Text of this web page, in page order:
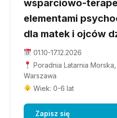
wsparciowo-
elementami
dla matek i ojców
01.10-17.12.2026
Poradnia Latarnia
Warszawa
Wiek: 0-6 lat
Zapisz się